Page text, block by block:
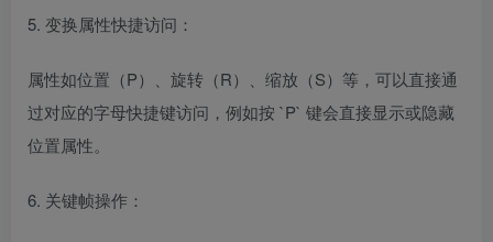
5. 变换属性快捷访问：
属性如位置（P）、旋转（R）、缩放（S）等，可以直接通
过对应的字母快捷键访问，例如按 `P` 键会直接显示或隐藏
位置属性。
6. 关键帧操作：